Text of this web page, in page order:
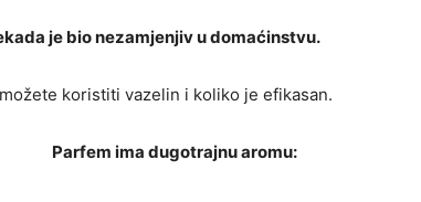
je bio nezamjenjiv u domaćinstvu.
koristiti vazelin i koliko je efikasan.
Parfem ima dugotrajnu aromu: